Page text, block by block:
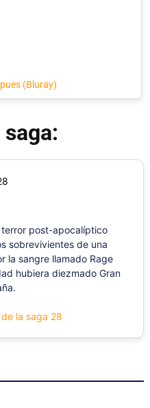
(Bluray)
post-apocalíptico
sobrevivientes de una
la sangre llamado Rage
hubiera diezmado Gran
la saga 28